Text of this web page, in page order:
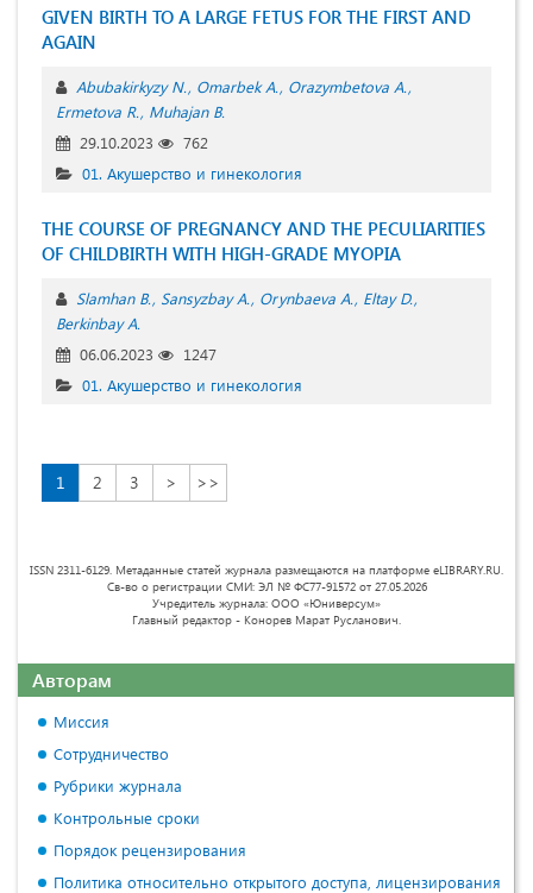
GIVEN BIRTH TO A LARGE FETUS FOR THE FIRST AND
AGAIN
Abubakirkyzy N. Omarbek A. Orazymbetova A.
Ermetova R. Muhajan B.
29.10.2023
762
01. Акушерство и гинекология
THE COURSE OF PREGNANCY AND THE PECULIARITIES
OF CHILDBIRTH WITH HIGH-GRADE MYOPIA
Slamhan B. Sansyzbay A. Orynbaeva A. Eltay D.
Berkinbay A.
06.06.2023
1247
01. Акушерство и гинекология
1 2 3 > >>
ISSN 2311-6129. Метаданные статей журнала размещаются на платформе eLIBRARY.RU.
Св-во о регистрации СМИ: ЭЛ № ФС77-91572 от 27.05.2026
Учредитель журнала: ООО «Юниверсум»
Главный редактор - Конорев Марат Русланович.
Авторам
Миссия
Сотрудничество
Рубрики журнала
Контрольные сроки
Порядок рецензирования
Политика относительно открытого доступа, лицензирования